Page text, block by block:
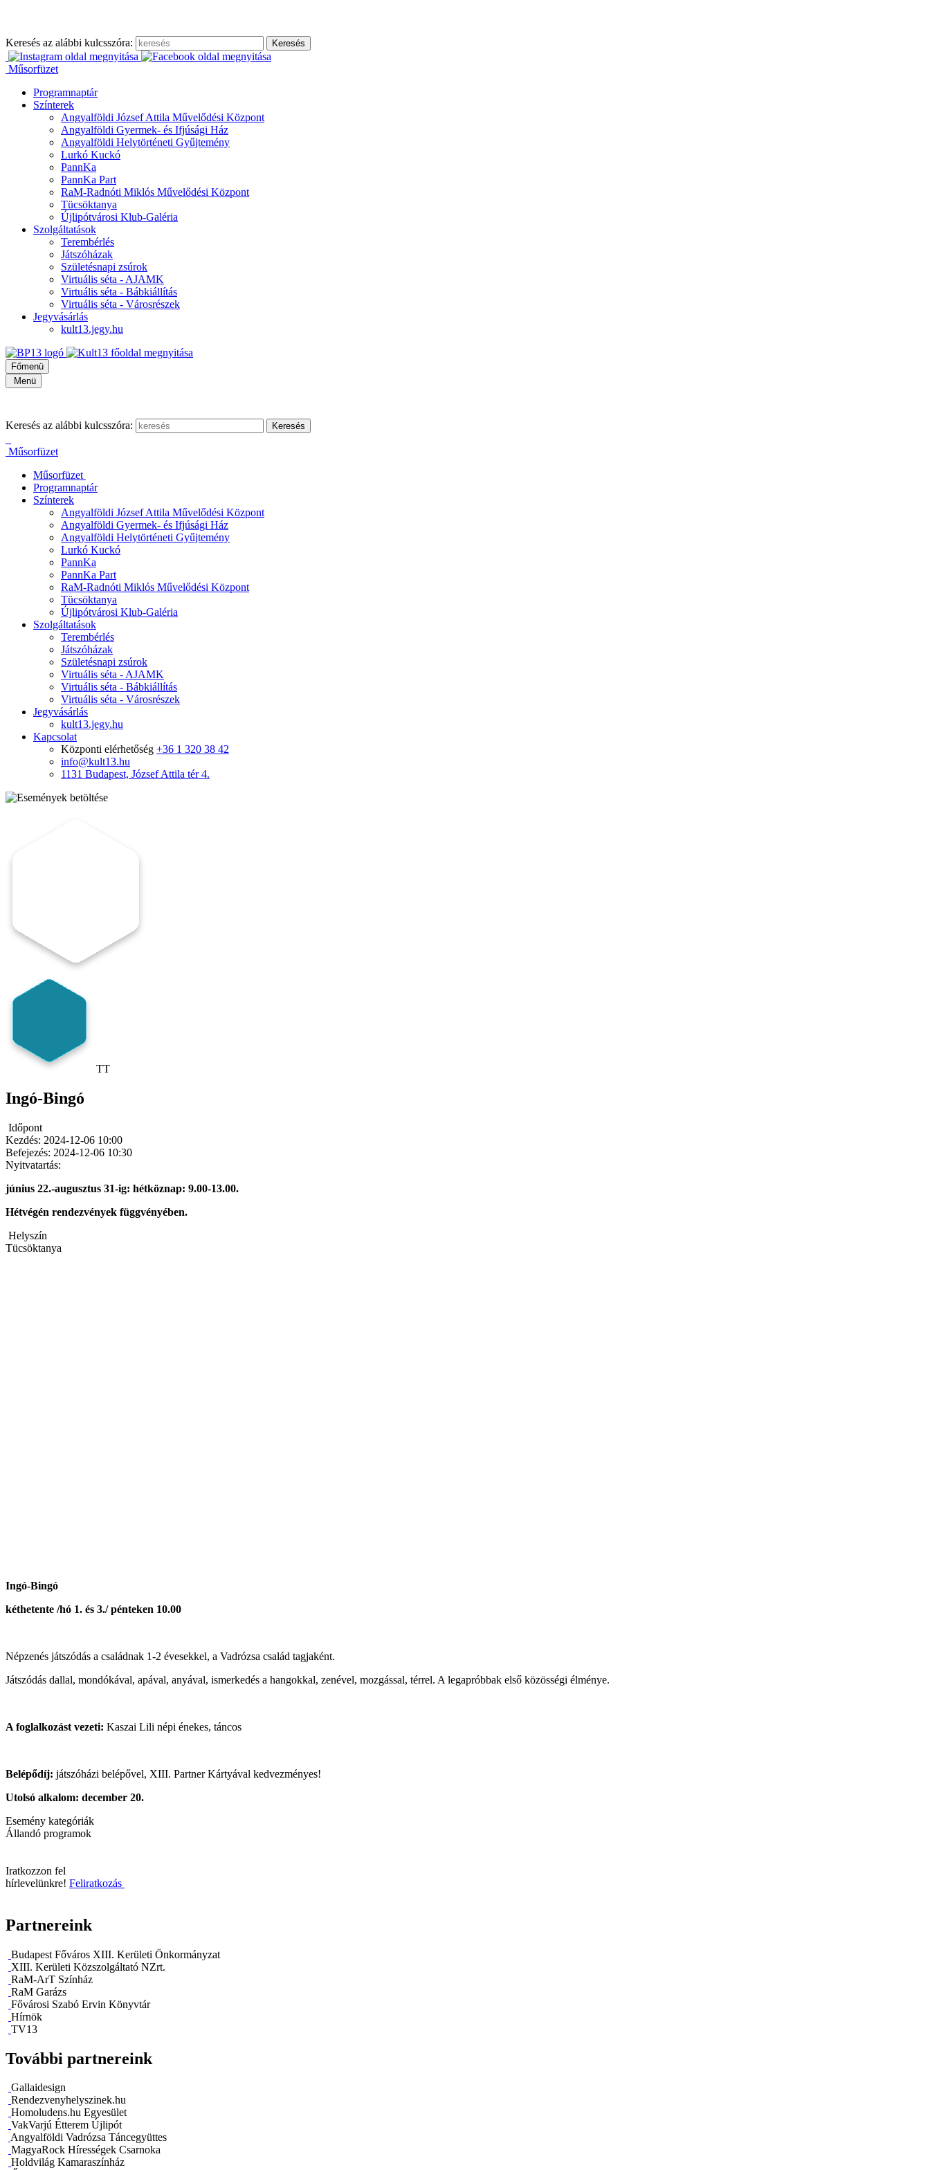
tartalomhoz
Keresés az alábbi kulcsszóra:
Műsorfüzet
Programnaptár
Színterek
Angyalföldi József Attila Művelődési Központ
Angyalföldi Gyermek- és Ifjúsági Ház
Angyalföldi Helytörténeti Gyűjtemény
Lurkó Kuckó
PannKa
PannKa Part
RaM-Radnóti Miklós Művelődési Központ
Tücsöktanya
Újlipótvárosi Klub-Galéria
Szolgáltatások
Terembérlés
Játszóházak
Születésnapi zsúrok
Virtuális séta - AJAMK
Virtuális séta - Bábkiállítás
Virtuális séta - Városrészek
Jegyvásárlás
kult13.jegy.hu
Főmenü
Menü
Keresés az alábbi kulcsszóra:
Műsorfüzet
Műsorfüzet
Programnaptár
Színterek
Angyalföldi József Attila Művelődési Központ
Angyalföldi Gyermek- és Ifjúsági Ház
Angyalföldi Helytörténeti Gyűjtemény
Lurkó Kuckó
PannKa
PannKa Part
RaM-Radnóti Miklós Művelődési Központ
Tücsöktanya
Újlipótvárosi Klub-Galéria
Szolgáltatások
Terembérlés
Játszóházak
Születésnapi zsúrok
Virtuális séta - AJAMK
Virtuális séta - Bábkiállítás
Virtuális séta - Városrészek
Jegyvásárlás
kult13.jegy.hu
Kapcsolat
Központi elérhetőség +36 1 320 38 42
info@kult13.hu
1131 Budapest, József Attila tér 4.
TT
Ingó-Bingó
Időpont
Kezdés: 2024-12-06 10:00
Befejezés: 2024-12-06 10:30
Nyitvatartás:
június 22.-augusztus 31-ig: hétköznap: 9.00-13.00.
Hétvégén rendezvények függvényében.
Helyszín
Tücsöktanya
Ingó-Bingó
kéthetente /hó 1. és 3./ pénteken 10.00
Népzenés játszódás a családnak 1-2 évesekkel, a Vadrózsa család tagjaként.
Játszódás dallal, mondókával, apával, anyával, ismerkedés a hangokkal, zenével, mozgással, térrel. A legapróbbak első közösségi élménye.
A foglalkozást vezeti: Kaszai Lili népi énekes, táncos
Belépődíj: játszóházi belépővel, XIII. Partner Kártyával kedvezményes!
Utolsó alkalom: december 20.
Esemény kategóriák
Állandó programok
Iratkozzon fel
hírlevelünkre! Feliratkozás
Partnereink
Budapest Főváros XIII. Kerületi Önkormányzat
XIII. Kerületi Közszolgáltató NZrt.
RaM-ArT Színház
RaM Garázs
Fővárosi Szabó Ervin Könyvtár
Hírnök
TV13
További partnereink
Gallaidesign
Rendezvenyhelyszinek.hu
Homoludens.hu Egyesület
VakVarjú Étterem Újlipót
Angyalföldi Vadrózsa Táncegyüttes
MagyaRock Hírességek Csarnoka
Holdvilág Kamaraszínház